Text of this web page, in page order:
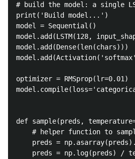
# build the model: a single
print('Build model...')
model = Sequential()
model.add(LSTM(128,
model.add(Dense(len(chars)))
optimizer = RMSprop(lr=0.01)
def sample(preds,
# helper function to
preds =
preds = np.log(preds) /